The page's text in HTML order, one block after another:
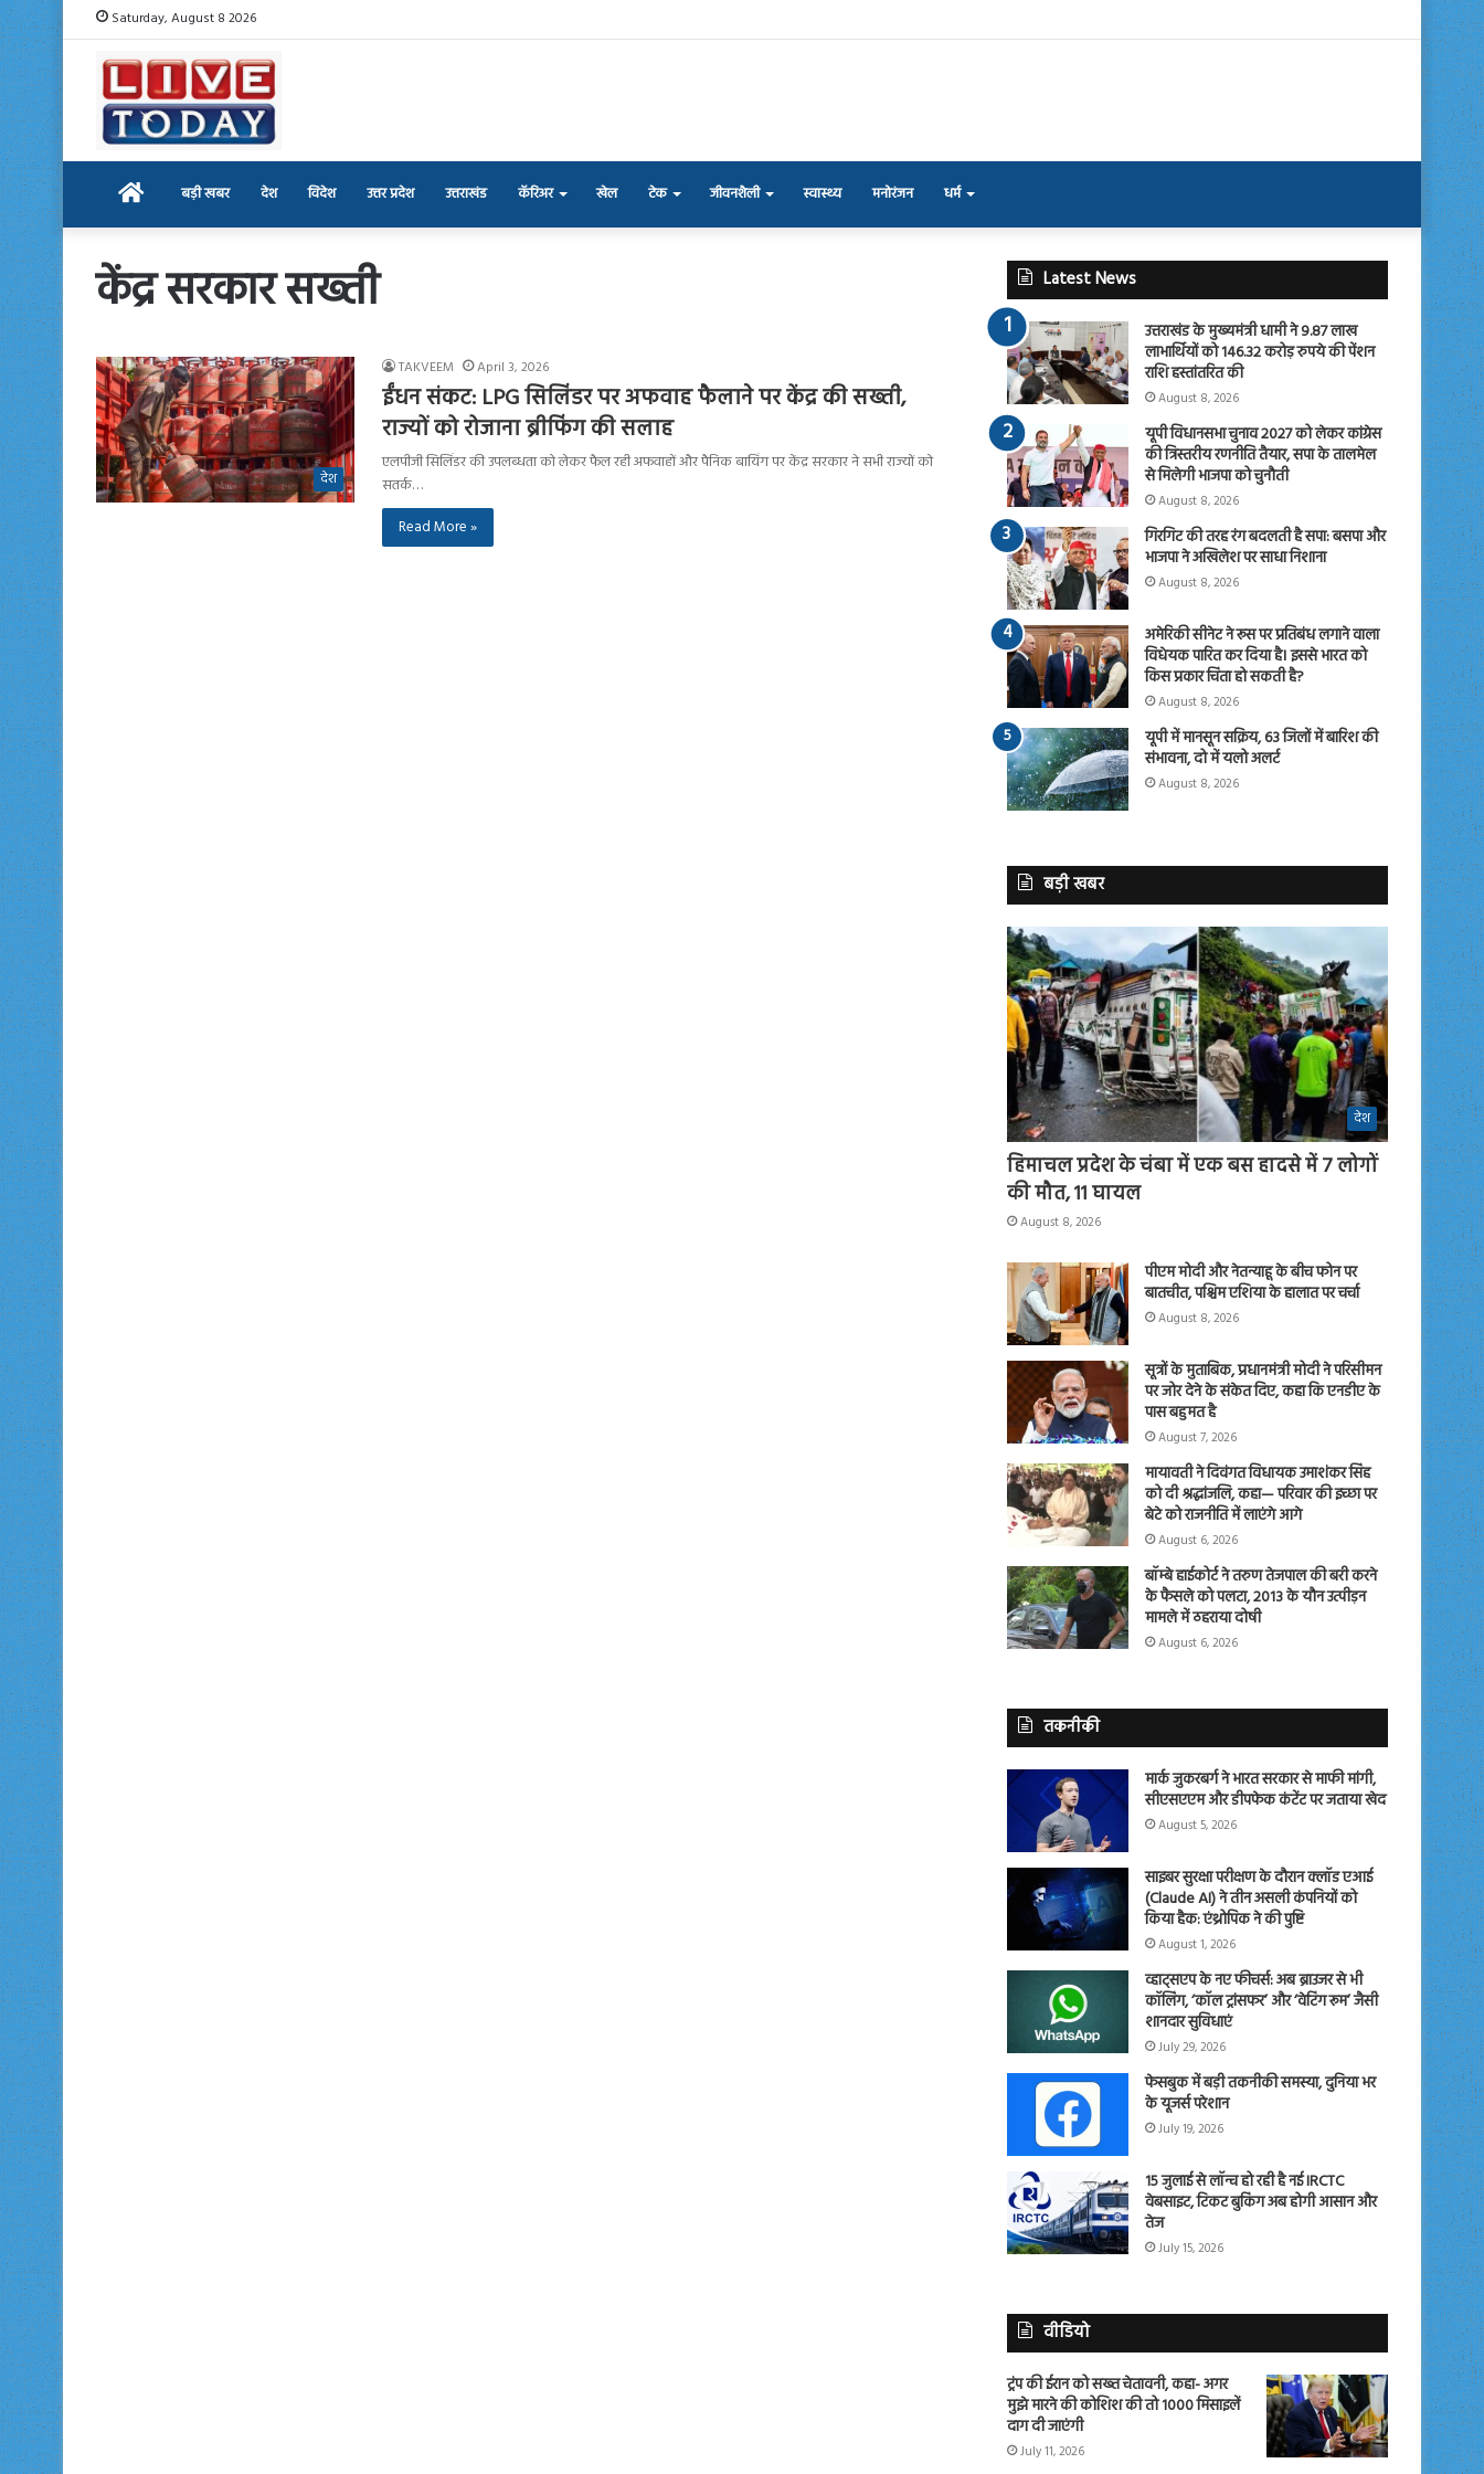
Saturday, August 8 2026
Home बड़ी खबर देश विदेश उत्तर प्रदेश उत्तराखंड कॅरिअर खेल टेक जीवनशैली स्वास्थ्य मनोरंजन धर्म
केंद्र सरकार सख्ती
देश
TAKVEEM April 3, 2026
ईंधन संकट: LPG सिलिंडर पर अफवाह फैलाने पर केंद्र की सख्ती,
राज्यों को रोजाना ब्रीफिंग की सलाह
एलपीजी सिलिंडर की उपलब्धता को लेकर फैल रही अफवाहों और पैनिक बायिंग पर केंद्र सरकार ने सभी राज्यों को
सतर्क…
Read More »
Latest News
उत्तराखंड के मुख्यमंत्री धामी ने 9.87 लाख
लाभार्थियों को 146.32 करोड़ रुपये की पेंशन
राशि हस्तांतरित की
August 8, 2026
यूपी विधानसभा चुनाव 2027 को लेकर कांग्रेस
की त्रिस्तरीय रणनीति तैयार, सपा के तालमेल
से मिलेगी भाजपा को चुनौती
August 8, 2026
गिरगिट की तरह रंग बदलती है सपा: बसपा और
भाजपा ने अखिलेश पर साधा निशाना
August 8, 2026
अमेरिकी सीनेट ने रूस पर प्रतिबंध लगाने वाला
विधेयक पारित कर दिया है। इससे भारत को
किस प्रकार चिंता हो सकती है?
August 8, 2026
यूपी में मानसून सक्रिय, 63 जिलों में बारिश की
संभावना, दो में यलो अलर्ट
August 8, 2026
बड़ी खबर
देश
हिमाचल प्रदेश के चंबा में एक बस हादसे में 7 लोगों
की मौत, 11 घायल
August 8, 2026
पीएम मोदी और नेतन्याहू के बीच फोन पर
बातचीत, पश्चिम एशिया के हालात पर चर्चा
August 8, 2026
सूत्रों के मुताबिक, प्रधानमंत्री मोदी ने परिसीमन
पर जोर देने के संकेत दिए, कहा कि एनडीए के
पास बहुमत है
August 7, 2026
मायावती ने दिवंगत विधायक उमाशंकर सिंह
को दी श्रद्धांजलि, कहा— परिवार की इच्छा पर
बेटे को राजनीति में लाएंगे आगे
August 6, 2026
बॉम्बे हाईकोर्ट ने तरुण तेजपाल की बरी करने
के फैसले को पलटा, 2013 के यौन उत्पीड़न
मामले में ठहराया दोषी
August 6, 2026
तकनीकी
मार्क जुकरबर्ग ने भारत सरकार से माफी मांगी,
सीएसएएम और डीपफेक कंटेंट पर जताया खेद
August 5, 2026
साइबर सुरक्षा परीक्षण के दौरान क्लॉड एआई
(Claude AI) ने तीन असली कंपनियों को
किया हैक: एंथ्रोपिक ने की पुष्टि
August 1, 2026
व्हाट्सएप के नए फीचर्स: अब ब्राउजर से भी
कॉलिंग, ‘कॉल ट्रांसफर’ और ‘वेटिंग रूम’ जैसी
शानदार सुविधाएं
July 29, 2026
फेसबुक में बड़ी तकनीकी समस्या, दुनिया भर
के यूजर्स परेशान
July 19, 2026
15 जुलाई से लॉन्च हो रही है नई IRCTC
वेबसाइट, टिकट बुकिंग अब होगी आसान और
तेज
July 15, 2026
वीडियो
ट्रंप की ईरान को सख्त चेतावनी, कहा- अगर
मुझे मारने की कोशिश की तो 1000 मिसाइलें
दाग दी जाएंगी
July 11, 2026